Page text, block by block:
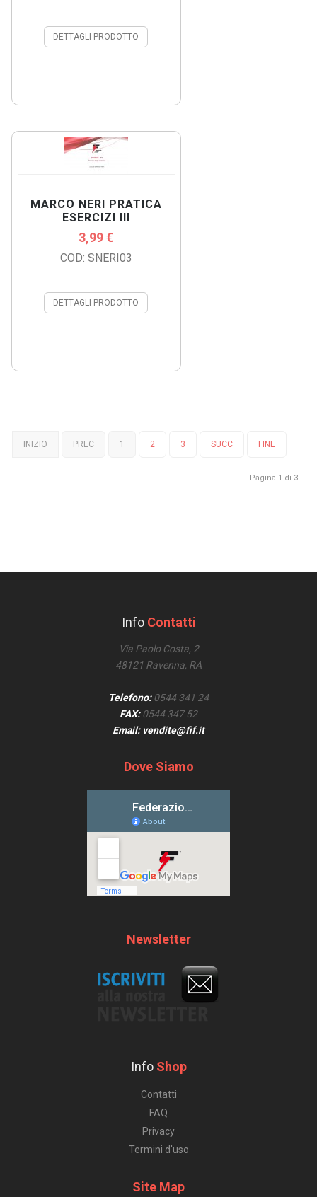
DETTAGLI PRODOTTO
MARCO NERI PRATICA
ESERCIZI III
3,99 €
COD: SNERI03
DETTAGLI PRODOTTO
INIZIO PREC 1 2 3 SUCC FINE
Pagina 1 di 3
Info Contatti
Via Paolo Costa, 2
48121 Ravenna, RA
Telefono:0544 341 24
FAX:0544 347 52
Email: vendite@fif.it
Dove Siamo
Newsletter
Info Shop
Contatti
FAQ
Privacy
Termini d'uso
Site Map